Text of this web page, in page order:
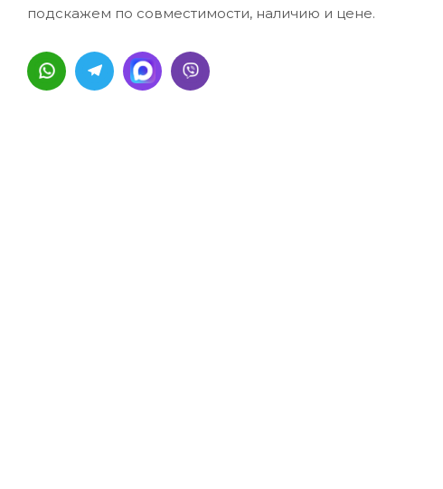
подскажем по совместимости, наличию и цене.